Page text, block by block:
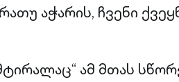
აჭარის, ჩვენი
ამ მთას